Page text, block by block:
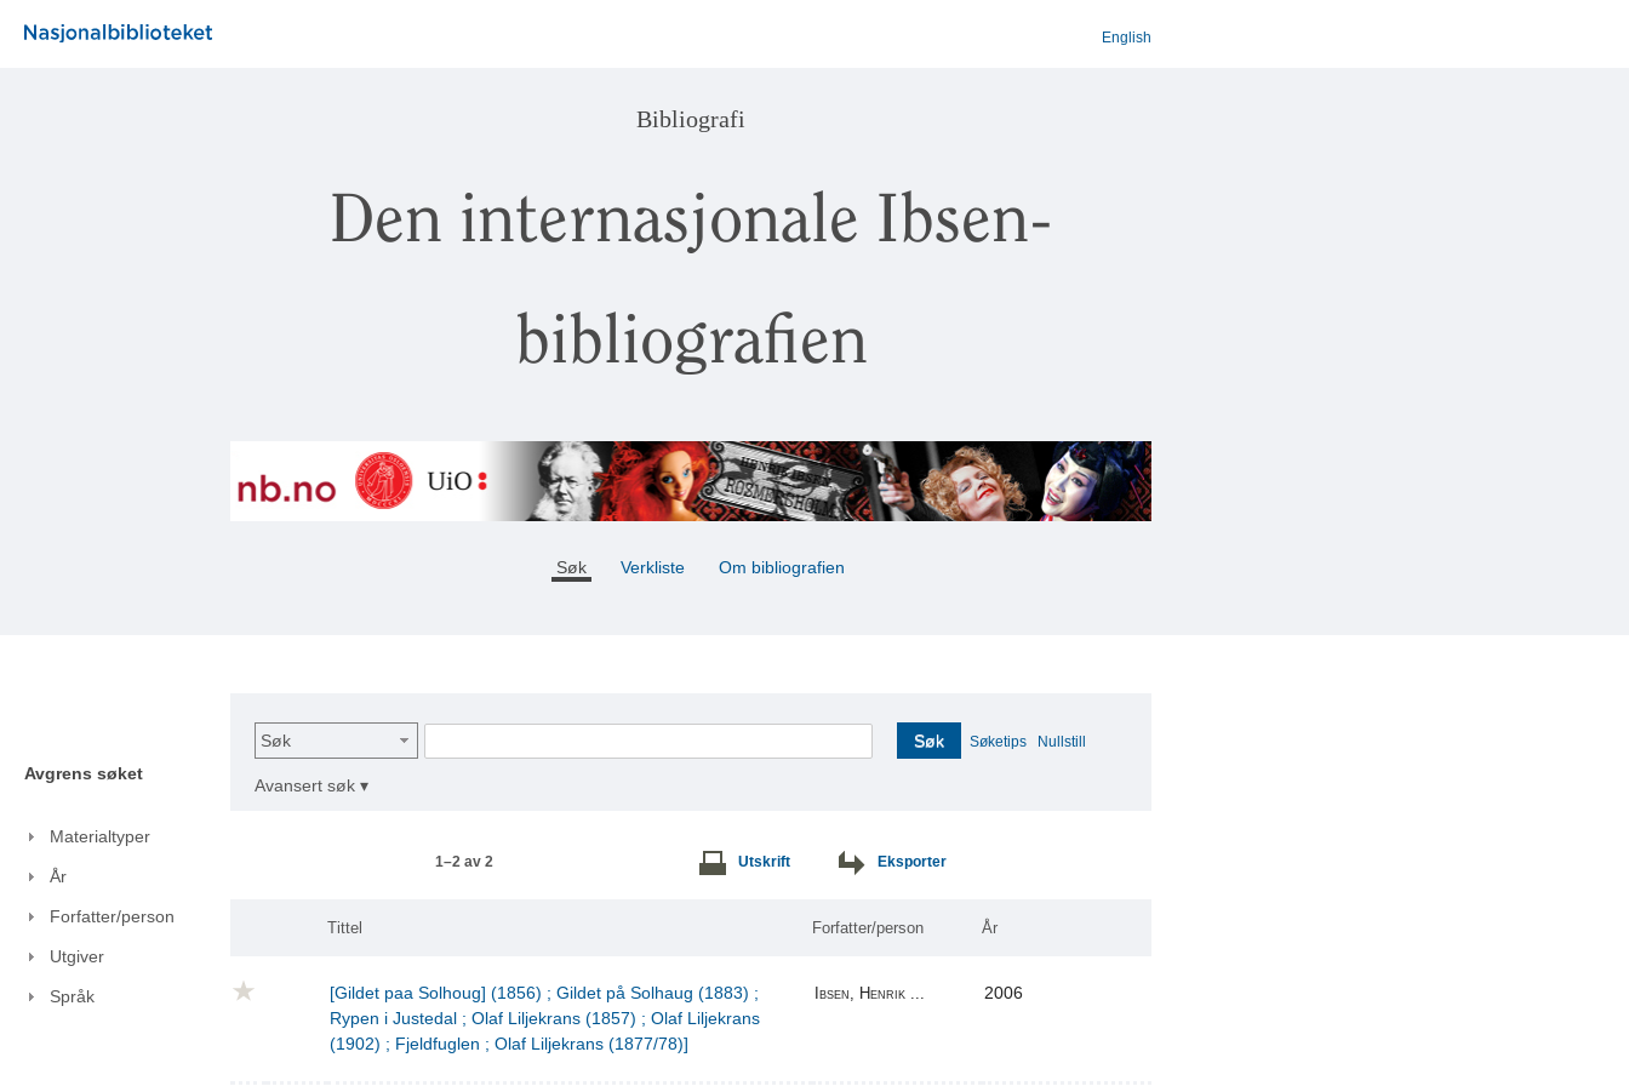
English
Bibliografi
Den internasjonale Ibsen-
bibliografien
Søk Verkliste Om bibliografien
Avgrens søket
Materialtyper
År
Forfatter/person
Utgiver
Språk
Søk Søk Søketips Nullstill
Avansert søk ▾
1–2 av 2 Utskrift Eksporter
Tittel Forfatter/person År
[Gildet paa Solhoug] (1856) ; Gildet på Solhaug (1883) ;
Rypen i Justedal ; Olaf Liljekrans (1857) ; Olaf Liljekrans
(1902) ; Fjeldfuglen ; Olaf Liljekrans (1877/78)]
Ibsen, Henrik ... 2006